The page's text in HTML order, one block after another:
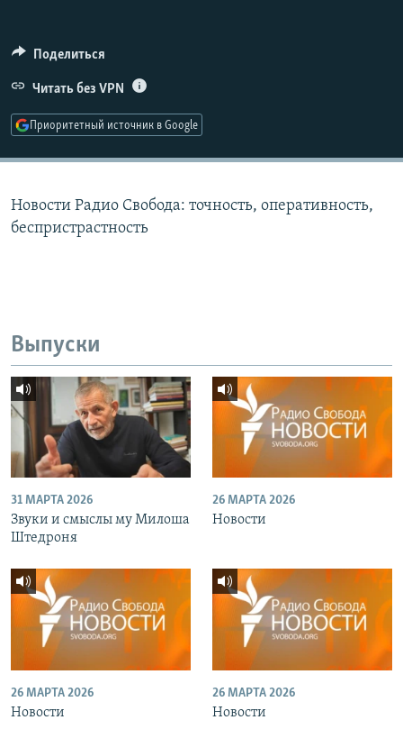
ПОДПИШИТЕСЬ НА РАССЫЛКУ
СОЦИАЛЬНЫЕ СЕТИ
Поделиться
Читать без VPN
Приоритетный источник в Google
Новости Радио Свобода: точность, оперативность,
беспристрастность
Выпуски
31 МАРТА 2026
Звуки и смыслы му Милоша
Штедроня
26 МАРТА 2026
Новости
26 МАРТА 2026
Новости
26 МАРТА 2026
Новости